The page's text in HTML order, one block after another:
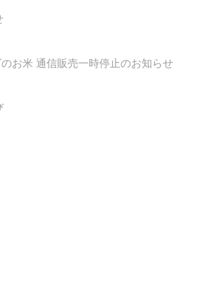
お米 通信販売一時停止のお知らせ